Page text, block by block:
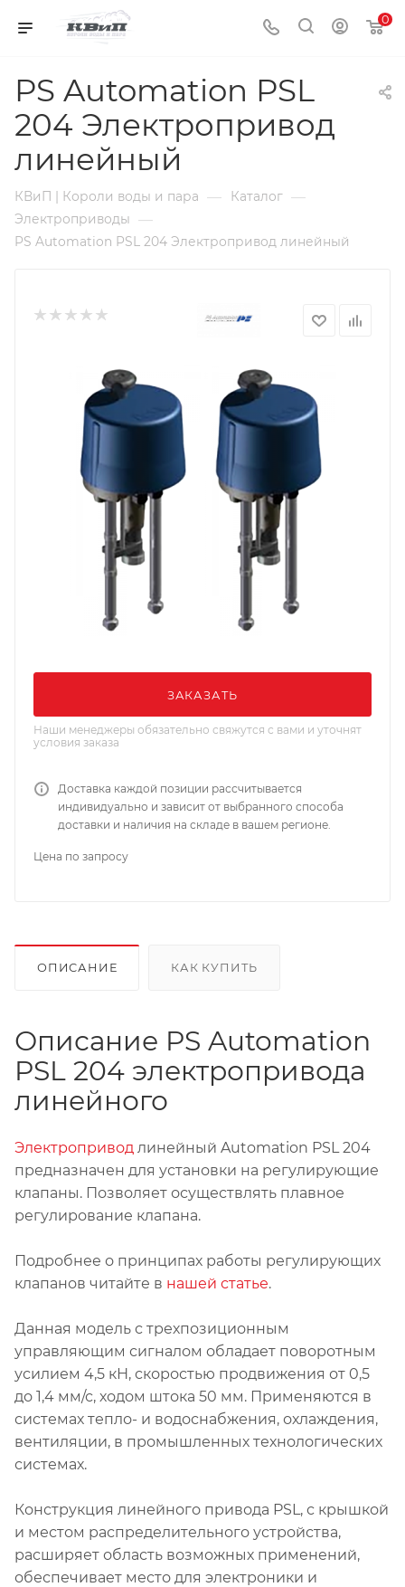
0
PS Automation PSL
204 Электропривод
линейный
КВиП | Короли воды и пара — Каталог —
Электроприводы —
PS Automation PSL 204 Электропривод линейный
ЗАКАЗАТЬ
Наши менеджеры обязательно свяжутся с вами и уточнят
условия заказа
Доставка каждой позиции рассчитывается
индивидуально и зависит от выбранного способа
доставки и наличия на складе в вашем регионе.
Цена по запросу
ОПИСАНИЕ КАК КУПИТЬ
Описание PS Automation
PSL 204 электропривода
линейного
Электропривод линейный Automation PSL 204
предназначен для установки на регулирующие
клапаны. Позволяет осуществлять плавное
регулирование клапана.
Подробнее о принципах работы регулирующих
клапанов читайте в нашей статье.
Данная модель с трехпозиционным
управляющим сигналом обладает поворотным
усилием 4,5 кН, скоростью продвижения от 0,5
до 1,4 мм/с, ходом штока 50 мм. Применяются в
системах тепло- и водоснабжения, охлаждения,
вентиляции, в промышленных технологических
системах.
Конструкция линейного привода PSL, с крышкой
и местом распределительного устройства,
расширяет область возможных применений,
обеспечивает место для электроники и